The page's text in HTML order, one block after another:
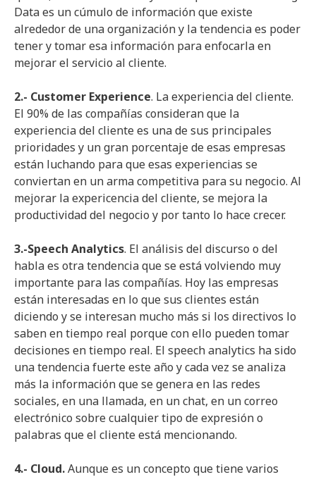
Data es un cúmulo de información que existe
alrededor de una organización y la tendencia es poder
tener y tomar esa información para enfocarla en
mejorar el servicio al cliente.
2.- Customer Experience. La experiencia del cliente.
El 90% de las compañías consideran que la
experiencia del cliente es una de sus principales
prioridades y un gran porcentaje de esas empresas
están luchando para que esas experiencias se
conviertan en un arma competitiva para su negocio. Al
mejorar la expericencia del cliente, se mejora la
productividad del negocio y por tanto lo hace crecer.
3.-Speech Analytics. El análisis del discurso o del
habla es otra tendencia que se está volviendo muy
importante para las compañías. Hoy las empresas
están interesadas en lo que sus clientes están
diciendo y se interesan mucho más si los directivos lo
saben en tiempo real porque con ello pueden tomar
decisiones en tiempo real. El speech analytics ha sido
una tendencia fuerte este año y cada vez se analiza
más la información que se genera en las redes
sociales, en una llamada, en un chat, en un correo
electrónico sobre cualquier tipo de expresión o
palabras que el cliente está mencionando.
4.- Cloud.Aunque es un concepto que tiene varios